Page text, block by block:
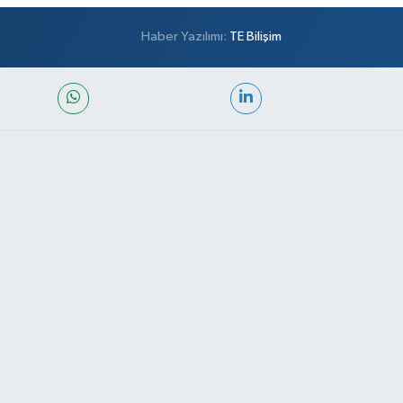
Haber Yazılımı: TE Bilişim